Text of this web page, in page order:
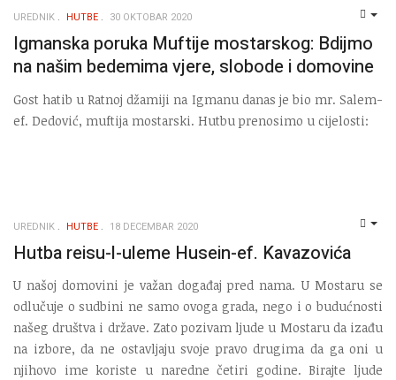
UREDNIK HUTBE 30 OKTOBAR 2020
Igmanska poruka Muftije mostarskog: Bdijmo
na našim bedemima vjere, slobode i domovine
Gost hatib u Ratnoj džamiji na Igmanu danas je bio mr. Salem-
ef. Dedović, muftija mostarski. Hutbu prenosimo u cijelosti:
UREDNIK HUTBE 18 DECEMBAR 2020
Hutba reisu-l-uleme Husein-ef. Kavazovića
U našoj domovini je važan događaj pred nama. U Mostaru se
odlučuje o sudbini ne samo ovoga grada, nego i o budućnosti
našeg društva i države. Zato pozivam ljude u Mostaru da izađu
na izbore, da ne ostavljaju svoje pravo drugima da ga oni u
njihovo ime koriste u naredne četiri godine. Birajte ljude